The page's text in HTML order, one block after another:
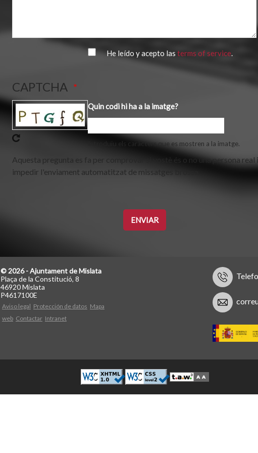
He leído y acepto lasterms of service.
CAPTCHA
Quin codi hi ha a la imatge?
Introduïu els caràcters que es mostren a la imatge.
Aquesta pregunta es fa per comprovar si vostè és o no una persona real
impedir l'enviament automatitzat de missatges brossa.
© 2026 - Ajuntament de Mislata
Plaça de la Constitució, 8
46920 Mislata
P4617100E
Aviso legal Protección de datos Mapa
web Contactar Intranet